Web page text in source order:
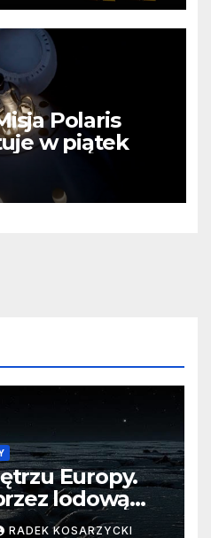
Polaris
w piątek
Europy.
lodową
RADEK KOSARZYCKI